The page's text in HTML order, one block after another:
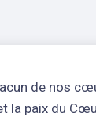
de nos
la paix du